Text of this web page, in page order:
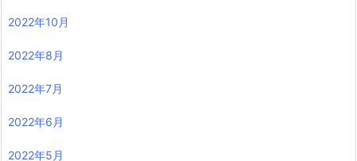
2022年10月
2022年8月
2022年7月
2022年6月
2022年5月